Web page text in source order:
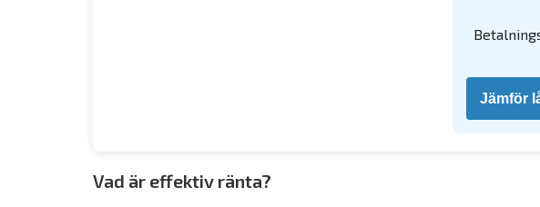
Jämför
Vad är effektiv ränta?